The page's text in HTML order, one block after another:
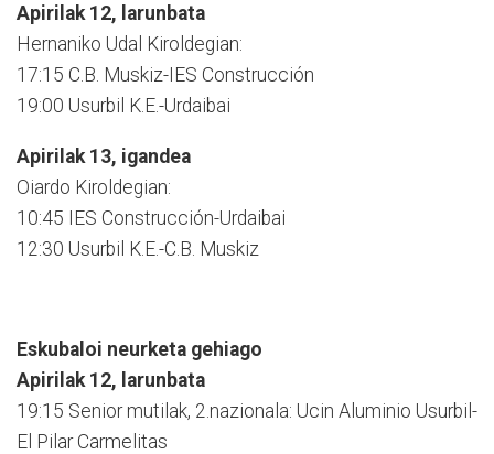
Apirilak 12, larunbata
Hernaniko Udal Kiroldegian:
17:15 C.B. Muskiz-IES Construcción
19:00 Usurbil K.E.-Urdaibai
Apirilak 13, igandea
Oiardo Kiroldegian:
10:45 IES Construcción-Urdaibai
12:30 Usurbil K.E.-C.B. Muskiz
Eskubaloi neurketa gehiago
Apirilak 12, larunbata
19:15 Senior mutilak, 2.nazionala: Ucin Aluminio Usurbil-
El Pilar Carmelitas